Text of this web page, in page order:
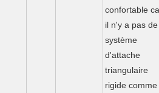
confortable
il n'y a pas de
système
d'attache
triangulaire
rigide comme